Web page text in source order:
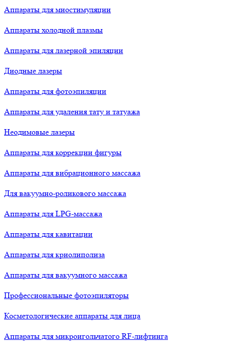
Аппараты для миостимуляции
Аппараты холодной плазмы
Аппараты для лазерной эпиляции
Диодные лазеры
Аппараты для фотоэпиляции
Аппараты для удаления тату и татуажа
Неодимовые лазеры
Аппараты для коррекции фигуры
Аппараты для вибрационного массажа
Для вакуумно-роликового массажа
Аппараты для LPG-массажа
Аппараты для кавитации
Аппараты для криолиполиза
Аппараты для вакуумного массажа
Профессиональные фотоэпиляторы
Косметологические аппараты для лица
Аппараты для микроигольчатого RF-лифтинга